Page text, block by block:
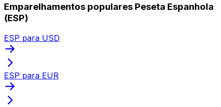
Emparelhamentos populares Peseta Espanhola
(ESP)
ESP para USD
ESP para EUR